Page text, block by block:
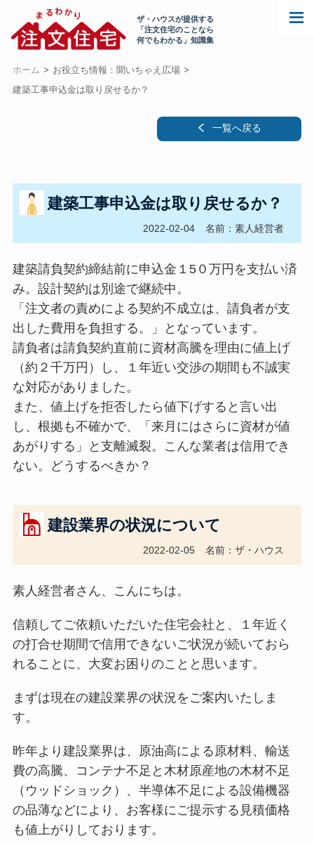
ザ・ハウスが提供する
「注文住宅のことなら
何でもわかる」知識集
ホーム
お役立ち情報：聞いちゃえ広場
建築工事申込金は取り戻せるか？
一覧へ戻る
建築工事申込金は取り戻せるか？
2022-02-04 名前：素人経営者
建築請負契約締結前に申込金１5０万円を支払い済
み。設計契約は別途で継続中。
「注文者の責めによる契約不成立は、請負者が支
出した費用を負担する。」となっています。
請負者は請負契約直前に資材高騰を理由に値上げ
（約２千万円）し、１年近い交渉の期間も不誠実
な対応がありました。
また、値上げを拒否したら値下げすると言い出
し、根拠も不確かで、「来月にはさらに資材が値
あがりする」と支離滅裂。こんな業者は信用でき
ない。どうするべきか？
建設業界の状況について
2022-02-05 名前：ザ・ハウス
素人経営者さん、こんにちは。
信頼してご依頼いただいた住宅会社と、１年近く
の打合せ期間で信用できないご状況が続いておら
れることに、大変お困りのことと思います。
まずは現在の建設業界の状況をご案内いたしま
す。
昨年より建設業界は、原油高による原材料、輸送
費の高騰、コンテナ不足と木材原産地の木材不足
（ウッドショック）、半導体不足による設備機器
の品薄などにより、お客様にご提示する見積価格
も値上がりしております。